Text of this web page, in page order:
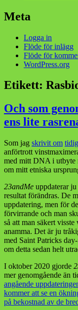
Meta
Logga in
Flöde för inlägg
Flöde för
WordPress.org
Etikett:
Och som
ens lite
Som jag skrivit om
anförtrott
med mitt DNA i utbyte
om mitt etniska
23andMe uppdaterar
resultat förändras. De
uppdatering, men för
förvirrande och man
så att man säkert
anamma. Det är ju
med Saint Patricks
om detta sedan helt
I oktober 2020 gjorde
mer genomgående än
angående
kommer att se en
på bekostnad av de